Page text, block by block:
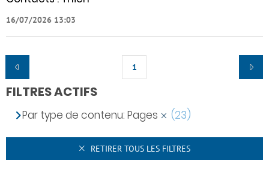
16/07/2026 13:03
1
FILTRES ACTIFS
Par type de contenu: Pages (23)
RETIRER TOUS LES FILTRES